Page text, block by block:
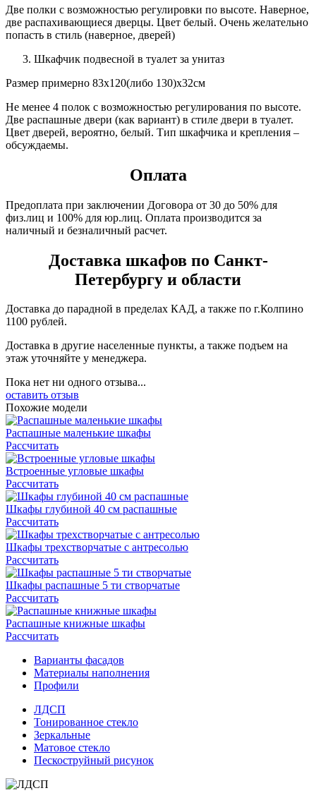
Две полки с возможностью регулировки по высоте. Наверное,
две распахивающиеся дверцы. Цвет белый. Очень желательно
попасть в стиль (наверное, дверей)
Шкафчик подвесной в туалет за унитаз
Размер примерно 83х120(либо 130)х32см
Не менее 4 полок с возможностью регулирования по высоте.
Две распашные двери (как вариант) в стиле двери в туалет.
Цвет дверей, вероятно, белый. Тип шкафчика и крепления –
обсуждаемы.
Оплата
Предоплата при заключении Договора от 30 до 50% для
физ.лиц и 100% для юр.лиц. Оплата производится за
наличный и безналичный расчет.
Доставка шкафов по Санкт-
Петербургу и области
Доставка до парадной в пределах КАД, а также по г.Колпино
1100 рублей.
Доставка в другие населенные пункты, а также подъем на
этаж уточняйте у менеджера.
Пока нет ни одного отзыва...
оставить отзыв
Похожие модели
Распашные маленькие шкафы
Рассчитать
Встроенные угловые шкафы
Рассчитать
Шкафы глубиной 40 см распашные
Рассчитать
Шкафы трехстворчатые с антресолью
Рассчитать
Шкафы распашные 5 ти створчатые
Рассчитать
Распашные книжные шкафы
Рассчитать
Варианты фасадов
Материалы наполнения
Профили
ЛДСП
Тонированное стекло
Зеркальные
Матовое стекло
Пескоструйный рисунок